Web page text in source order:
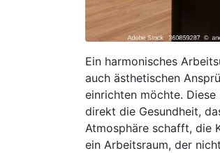
Ein harmonisches
auch ästhetischen
einrichten möchte.
direkt die Gesundheit,
Atmosphäre schafft, die
ein Arbeitsraum, der